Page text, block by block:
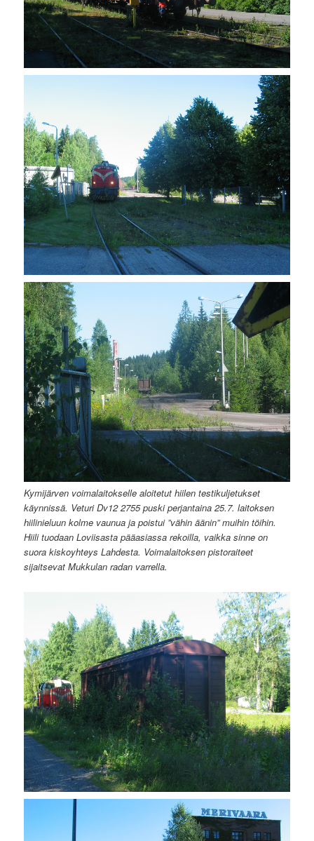
Kymijärven voimalaitokselle aloitetut hiilen testikuljetukset
käynnissä. Veturi Dv12 2755 puski perjantaina 25.7. laitoksen
hiilinieluun kolme vaunua ja poistui ”vähin äänin” muihin töihin.
Hiili tuodaan Loviisastapääasiassarekoilla, vaikka sinne on
suora kiskoyhteys Lahdesta. Voimalaitoksen pistoraiteet
sijaitsevat Mukkulan radan varrella.